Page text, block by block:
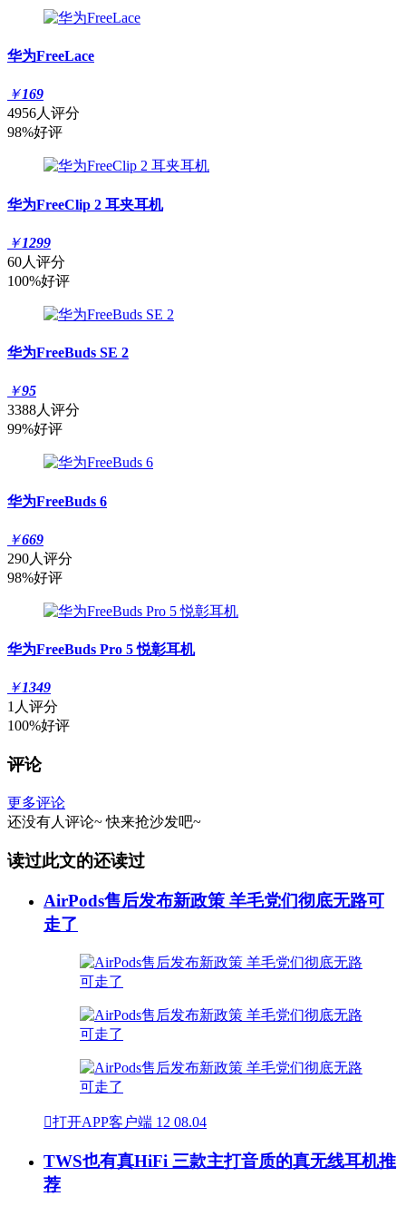
华为FreeLace
￥169
4956人评分
98%好评
华为FreeClip 2 耳夹耳机
￥1299
60人评分
100%好评
华为FreeBuds SE 2
￥95
3388人评分
99%好评
华为FreeBuds 6
￥669
290人评分
98%好评
华为FreeBuds Pro 5 悦彰耳机
￥1349
1人评分
100%好评
评论
更多评论
还没有人评论~ 快来抢沙发吧~
读过此文的还读过
AirPods售后发布新政策 羊毛党们彻底无路可
走了
打开APP客户端 12 08.04
TWS也有真HiFi 三款主打音质的真无线耳机推
荐